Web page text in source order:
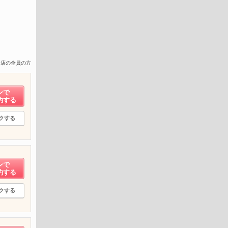
の全員の方
で
する
する
で
する
する